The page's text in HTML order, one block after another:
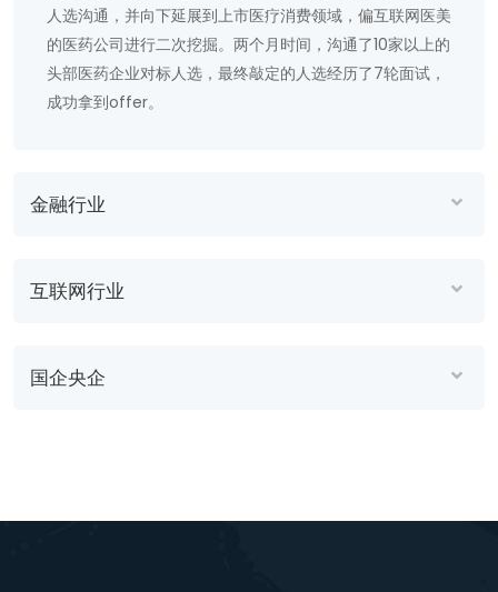
人选沟通，并向下延展到上市医疗消费领域，偏互联网医美
的医药公司进行二次挖掘。两个月时间，沟通了10家以上的
头部医药企业对标人选，最终敲定的人选经历了7轮面试，
成功拿到offer。
金融行业
互联网行业
国企央企